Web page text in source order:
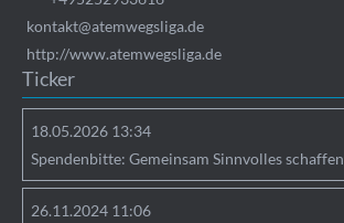
kontakt@atemwegsliga.de
http://www.atemwegsliga.de
Ticker
18.05.2026 13:34
Spendenbitte: Gemeinsam Sinnvolles schaffen
26.11.2024 11:06